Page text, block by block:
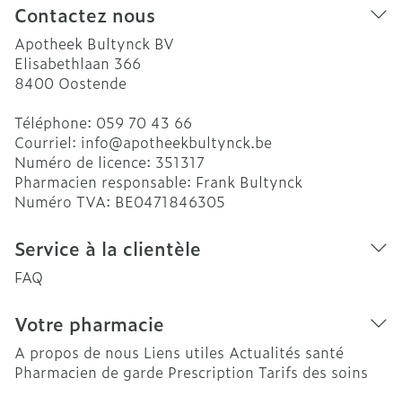
Contactez nous
Apotheek Bultynck BV
Elisabethlaan 366
8400 Oostende
Téléphone: 059 70 43 66
Courriel: info@apotheekbultynck.be
Numéro de licence: 351317
Pharmacien responsable: Frank Bultynck
Numéro TVA: BE0471846305
Service à la clientèle
FAQ
Votre pharmacie
A propos de nous Liens utiles Actualités santé
Pharmacien de garde Prescription Tarifs des soins